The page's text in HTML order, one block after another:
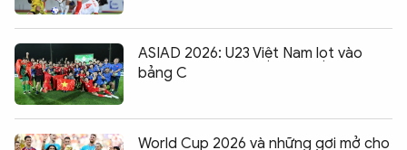
ASIAD 2026: U23 Việt Nam lọt vào
bảng C
World Cup 2026 và những gợi mở cho